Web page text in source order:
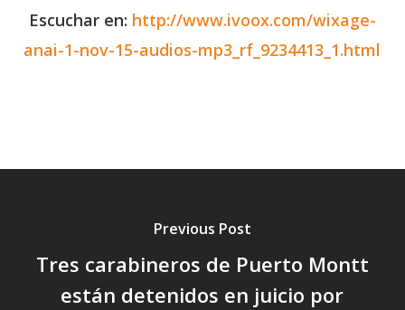
Escuchar en: http://www.ivoox.com/wixage-
anai-1-nov-15-audios-mp3_rf_9234413_1.html
Previous Post
Tres carabineros de Puerto Montt
están detenidos en juicio por